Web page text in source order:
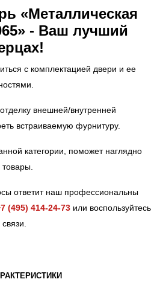
«Металлическая
- Ваш лучший
с комплектацией двери и ее
внешней/внутренней
встраиваемую фурнитуру.
категории, поможет наглядно
ответит наш профессиональны
(495) 414-24-73 или воспользуйтесь